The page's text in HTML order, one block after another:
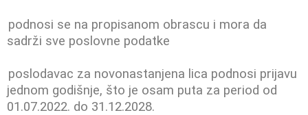
podnosi se na propisanom obrascu i mora da
sadrži sve poslovne podatke
poslodavac za novonastanjena lica podnosi prijavu
jednom godišnje, što je osam puta za period od
01.07.2022. do 31.12.2028.